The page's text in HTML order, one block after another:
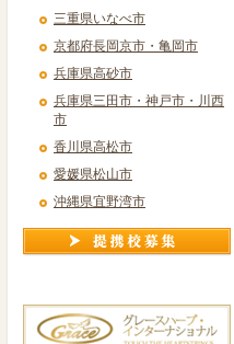
三重県いなべ市
京都府長岡京市・亀岡市
兵庫県高砂市
兵庫県三田市・神戸市・川西
市
香川県高松市
愛媛県松山市
沖縄県宜野湾市